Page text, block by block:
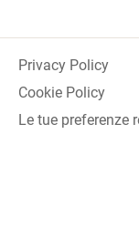
Privacy Policy
Cookie Policy
Le tue preferenze